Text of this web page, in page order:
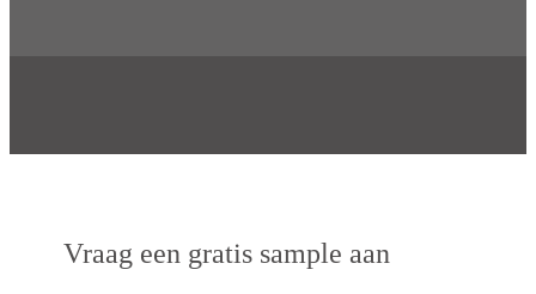
Vraag een gratis sample aan